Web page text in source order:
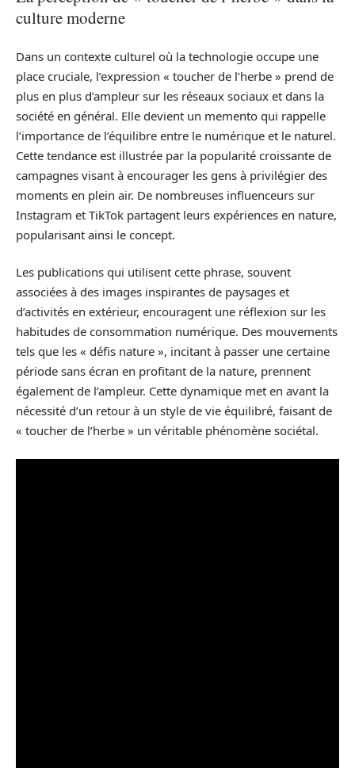
culture moderne
Dans un contexte culturel où la technologie occupe une
place cruciale, l’expression « toucher de l’herbe » prend de
plus en plus d’ampleur sur les réseaux sociaux et dans la
société en général. Elle devient un memento qui rappelle
l’importance de l’équilibre entre le numérique et le naturel.
Cette tendance est illustrée par la popularité croissante de
campagnes visant à encourager les gens à privilégier des
moments en plein air. De nombreuses influenceurs sur
Instagram et TikTok partagent leurs expériences en nature,
popularisant ainsi le concept.
Les publications qui utilisent cette phrase, souvent
associées à des images inspirantes de paysages et
d’activités en extérieur, encouragent une réflexion sur les
habitudes de consommation numérique. Des mouvements
tels que les « défis nature », incitant à passer une certaine
période sans écran en profitant de la nature, prennent
également de l’ampleur. Cette dynamique met en avant la
nécessité d’un retour à un style de vie équilibré, faisant de
« toucher de l’herbe » un véritable phénomène sociétal.